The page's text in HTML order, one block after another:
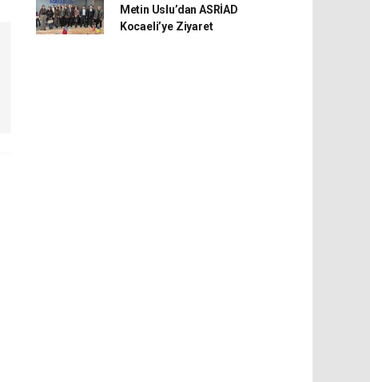
Metin Uslu’dan ASRİAD
Kocaeli’ye Ziyaret